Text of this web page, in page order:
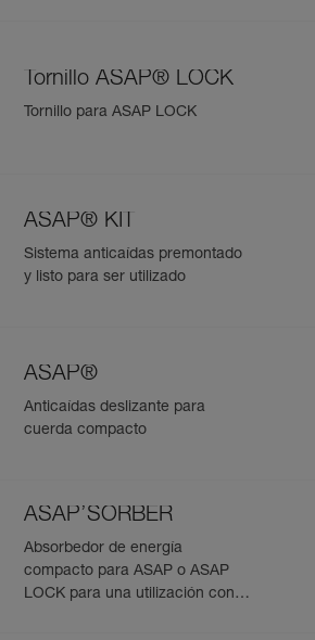
Tornillo ASAP® LOCK
Tornillo para ASAP LOCK
ASAP® KIT
Sistema anticaídas premontado
y listo para ser utilizado
ASAP®
Anticaídas deslizante para
cuerda compacto
ASAP’SORBER
Absorbedor de energía
compacto para ASAP o ASAP
LOCK para una utilización con